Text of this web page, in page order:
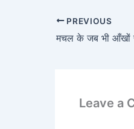
e
b
PREVIOUS
मचल के जब भी आँखों
Leave a